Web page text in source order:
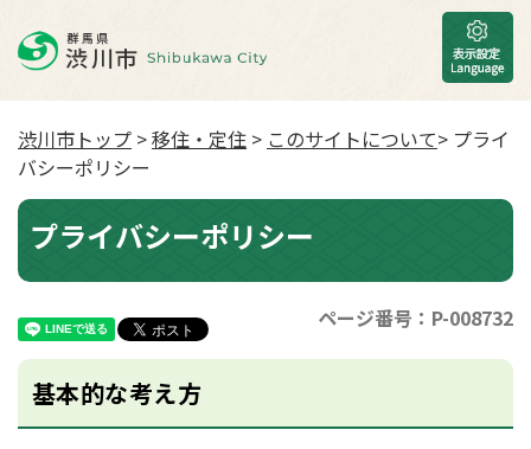
渋川市トップ >移住・定住 > このサイトについて> プライ
バシーポリシー
プライバシーポリシー
ページ番号：P-008732
基本的な考え方